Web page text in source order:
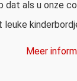
als u onze
Meer